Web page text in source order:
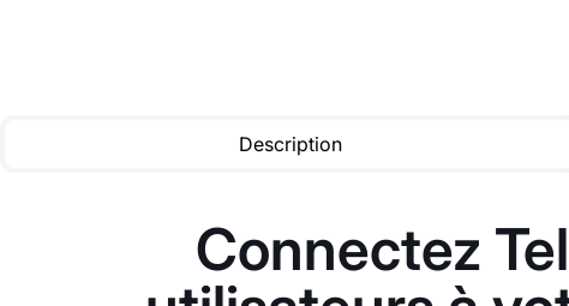
Description
Connectez